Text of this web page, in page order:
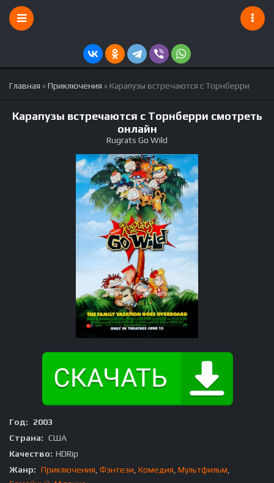
Главная »Приключения » Карапузы встречаются с Торнберри
Карапузы встречаются с Торнберри смотреть
онлайн
Rugrats Go Wild
Год:
2003
Страна: США
Качество: HDRip
Жанр: Приключения Фэнтези Комедия Мультфильм